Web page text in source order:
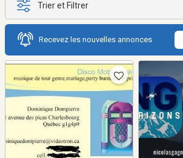
Trier et Filtrer
Recevez les nouvelles annonces